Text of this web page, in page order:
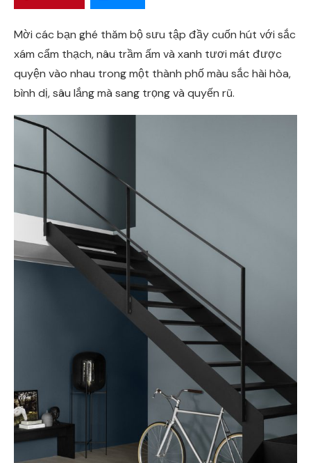
Mời các bạn ghé thăm bộ sưu tập đầy cuốn hút với sắc
xám cẩm thạch, nâu trầm ấm và xanh tươi mát được
quyện vào nhau trong một thành phố màu sắc hài hòa,
bình dị, sâu lắng mà sang trọng và quyến rũ.